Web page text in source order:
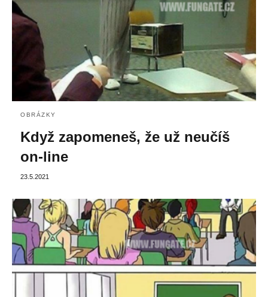
OBRÁZKY
Když zapomeneš, že už neučíš
on-line
23.5.2021